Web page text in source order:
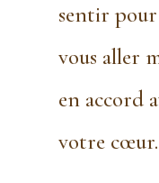
sentir pour
vous aller
en accord
votre cœur.